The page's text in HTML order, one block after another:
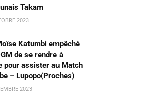
Takam
2023
Katumbi empêché
de se rendre à
pour assister au Match
– Lupopo(Proches)
2023